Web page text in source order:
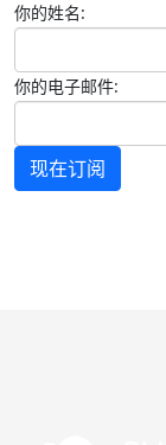
你的姓名:
你的电子邮件:
现在订阅